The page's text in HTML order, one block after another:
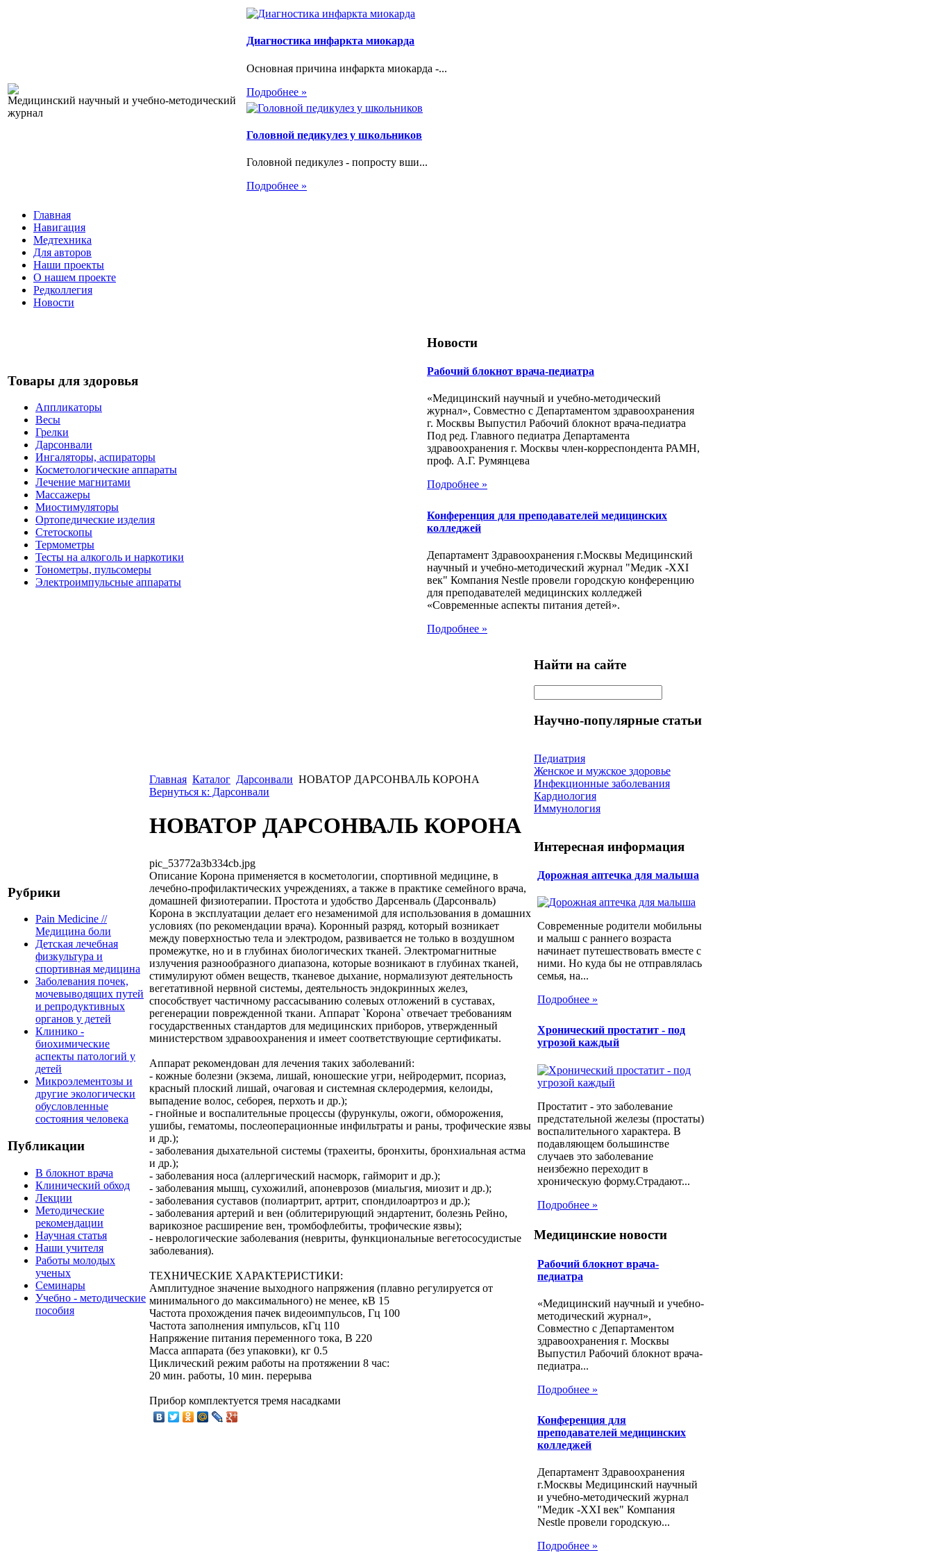
Медицинский научный и учебно-методический
журнал
Диагностика инфаркта миокарда
Основная причина инфаркта миокарда -...
Подробнее »
Головной педикулез у школьников
Головной педикулез - попросту вши...
Подробнее »
Главная
Навигация
Медтехника
Для авторов
Наши проекты
О нашем проекте
Редколлегия
Новости
Товары для здоровья
Аппликаторы
Весы
Грелки
Дарсонвали
Ингаляторы, аспираторы
Косметологические аппараты
Лечение магнитами
Массажеры
Миостимуляторы
Ортопедические изделия
Стетоскопы
Термометры
Тесты на алкоголь и наркотики
Тонометры, пульсомеры
Электроимпульсные аппараты
Новости
Рабочий блокнот врача-педиатра
«Медицинский научный и учебно-методический
журнал», Совместно с Департаментом здравоохранения
г. Москвы Выпустил Рабочий блокнот врача-педиатра
Под ред. Главного педиатра Департамента
здравоохранения г. Москвы член-корреспондента РАМН,
проф. А.Г. Румянцева
Подробнее »
Конференция для преподавателей медицинских
колледжей
Департамент Здравоохранения г.Москвы Медицинский
научный и учебно-методический журнал "Медик -ХХI
век" Компания Nestle провели городскую конференцию
для преподавателей медицинских колледжей
«Современные аспекты питания детей».
Подробнее »
Рубрики
Pain Medicine //
Медицина боли
Детская лечебная
физкультура и
спортивная медицина
Заболевания почек,
мочевыводящих путей
и репродуктивных
органов у детей
Клинико -
биохимические
аспекты патологий у
детей
Микроэлементозы и
другие экологически
обусловленные
состояния человека
Публикации
В блокнот врача
Клинический обход
Лекции
Методические
рекомендации
Научная статья
Наши учителя
Работы молодых
ученых
Семинары
Учебно - методические
пособия
Главная Каталог Дарсонвали НОВАТОР ДАРСОНВАЛЬ КОРОНА
Вернуться к: Дарсонвали
НОВАТОР ДАРСОНВАЛЬ КОРОНА
pic_53772a3b334cb.jpg
Описание Корона применяется в косметологии, спортивной медицине, в
лечебно-профилактических учреждениях, а также в практике семейного врача,
домашней физиотерапии. Простота и удобство Дарсенваль (Дарсонваль)
Корона в эксплуатации делает его незаменимой для использования в домашних
условиях (по рекомендации врача). Коронный разряд, который возникает
между поверхностью тела и электродом, развивается не только в воздушном
промежутке, но и в глубинах биологических тканей. Электромагнитные
излучения разнообразного диапазона, которые возникают в глубинах тканей,
стимулируют обмен веществ, тканевое дыхание, нормализуют деятельность
вегетативной нервной системы, деятельность эндокринных желез,
способствует частичному рассасыванию солевых отложений в суставах,
регенерации поврежденной ткани. Аппарат `Корона` отвечает требованиям
государственных стандартов для медицинских приборов, утвержденный
министерством здравоохранения и имеет соответствующие сертификаты.
Аппарат рекомендован для лечения таких заболеваний:
- кожные болезни (экзема, лишай, юношеские угри, нейродермит, псориаз,
красный плоский лишай, очаговая и системная склеродермия, келоиды,
выпадение волос, себорея, перхоть и др.);
- гнойные и воспалительные процессы (фурункулы, ожоги, обморожения,
ушибы, гематомы, послеоперационные инфильтраты и раны, трофические язвы
и др.);
- заболевания дыхательной системы (трахеиты, бронхиты, бронхиальная астма
и др.);
- заболевания носа (аллергический насморк, гайморит и др.);
- заболевания мышц, сухожилий, апоневрозов (миальгия, миозит и др.);
- заболевания суставов (полиартрит, артрит, спондилоартроз и др.);
- заболевания артерий и вен (облитерирующий эндартенит, болезнь Рейно,
варикозное расширение вен, тромбофлебиты, трофические язвы);
- неврологические заболевания (невриты, функциональные вегетососудистые
заболевания).
ТЕХНИЧЕСКИЕ ХАРАКТЕРИСТИКИ:
Амплитудное значение выходного напряжения (плавно регулируется от
минимального до максимального) не менее, кВ 15
Частота прохождения пачек видеоимпульсов, Гц 100
Частота заполнения импульсов, кГц 110
Напряжение питания переменного тока, В 220
Масса аппарата (без упаковки), кг 0.5
Циклический режим работы на протяжении 8 час:
20 мин. работы, 10 мин. перерыва
Прибор комплектуется тремя насадками
Найти на сайте
Научно-популярные статьи
Педиатрия
Женское и мужское здоровье
Инфекционные заболевания
Кардиология
Иммунология
Интересная информация
Дорожная аптечка для малыша
Современные родители мобильны
и малыш с раннего возраста
начинает путешествовать вместе с
ними. Но куда бы не отправлялась
семья, на...
Подробнее »
Хронический простатит - под
угрозой каждый
Простатит - это заболевание
предстательной железы (простаты)
воспалительного характера. В
подавляющем большинстве
случаев это заболевание
неизбежно переходит в
хроническую форму.Страдают...
Подробнее »
Медицинские новости
Рабочий блокнот врача-
педиатра
«Медицинский научный и учебно-
методический журнал»,
Совместно с Департаментом
здравоохранения г. Москвы
Выпустил Рабочий блокнот врача-
педиатра...
Подробнее »
Конференция для
преподавателей медицинских
колледжей
Департамент Здравоохранения
г.Москвы Медицинский научный
и учебно-методический журнал
"Медик -ХХI век" Компания
Nestle провели городскую...
Подробнее »